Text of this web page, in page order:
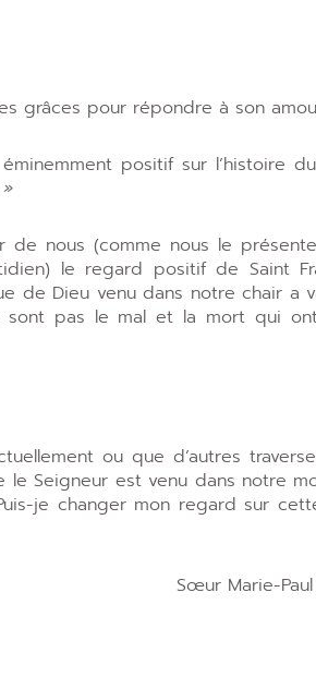
grâces pour répondre à son
positif sur l’histoire
de nous (comme nous le
le regard positif de Saint
de Dieu venu dans notre chair a
sont pas le mal et la mort qui
ou que d’autres
Seigneur est venu dans notre
je changer mon regard sur
Sœur Marie-